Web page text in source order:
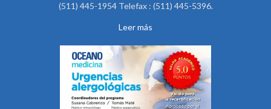
(511) 445-1954 Telefax : (511) 445-5396.
Leer más